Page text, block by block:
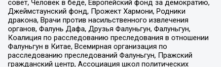
совет, Человек в беде, Европейский фонд за демократию,
Джеймстаунский фонд, Прожект Хармони, Родники
дракона, Врачи против насильственного извлечения
органов, Фалунь Дафа, Друзья Фалуньгун, Фалуньгун,
Коалиция по расследованию преследования в отношении
Фалуньгун в Китае, Всемирная организация по
расследованию преследований Фалуньгун, Пражский
гражданский центр, Ассоциация школ политических